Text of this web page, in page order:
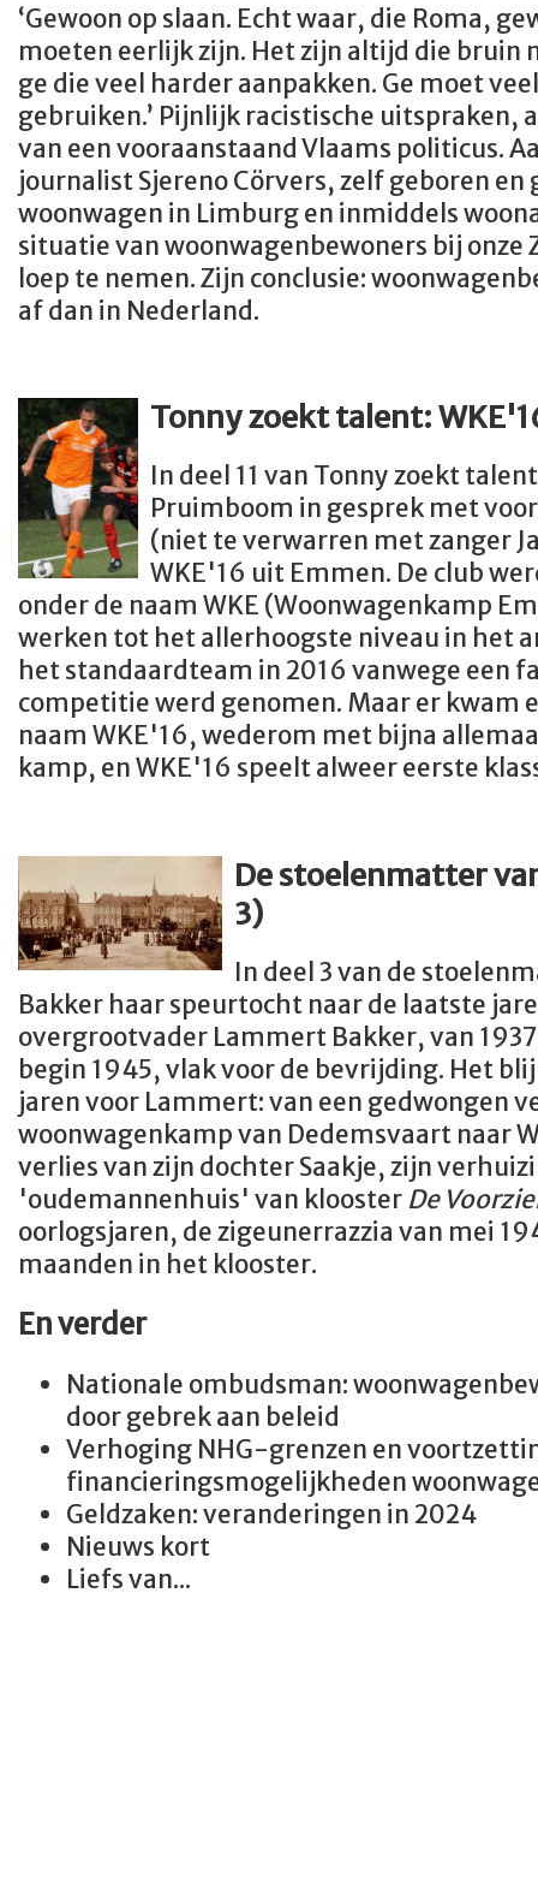
‘Gewoon op slaan. Echt waar, die Roma,
moeten eerlijk zijn. Het zijn altijd die bruin
ge die veel harder aanpakken. Ge moet
gebruiken.’ Pijnlijk racistische uitspraken,
van een vooraanstaand Vlaams politicus.
journalist Sjereno Cörvers, zelf geboren en
woonwagen in Limburg en inmiddels
situatie van woonwagenbewoners bij onze
loep te nemen. Zijn conclusie:
af dan in Nederland.
Tonny zoekt talent:
In deel 11 van Tonny zoekt
Pruimboom in gesprek met
(niet te verwarren met zanger
WKE'16 uit Emmen. De club
onder de naam WKE (Woonwagenkamp
werken tot het allerhoogste niveau in het
het standaardteam in 2016 vanwege een
competitie werd genomen. Maar er kwam
naam WKE'16, wederom met bijna
kamp, en WKE'16 speelt alweer eerste
De stoelenmatter
3)
In deel 3 van de
Bakker haar speurtocht naar de laatste
overgrootvader Lammert Bakker, van
begin 1945, vlak voor de bevrijding. Het
jaren voor Lammert: van een gedwongen
woonwagenkamp van Dedemsvaart naar
verlies van zijn dochter Saakje, zijn
'oudemannenhuis' van klooster De
oorlogsjaren, de zigeunerrazzia van mei
maanden in het klooster.
En verder
Nationale ombudsman:
door gebrek aan beleid
Verhoging NHG-grenzen en
financieringsmogelijkheden
Geldzaken: veranderingen in 2024
Nieuws kort
Liefs van...